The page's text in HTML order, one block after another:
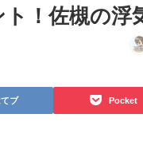
！佐槻の浮
ブ Pocket